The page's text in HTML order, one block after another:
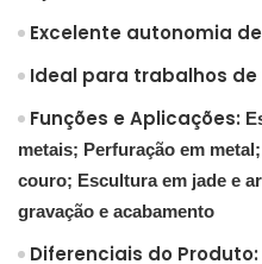
Excelente autonomia
Ideal para trabalhos
Funções e Aplicações:
metais; Perfuração em metal;
couro; Escultura em jade e
gravação e acabamento
Diferenciais do Produto: